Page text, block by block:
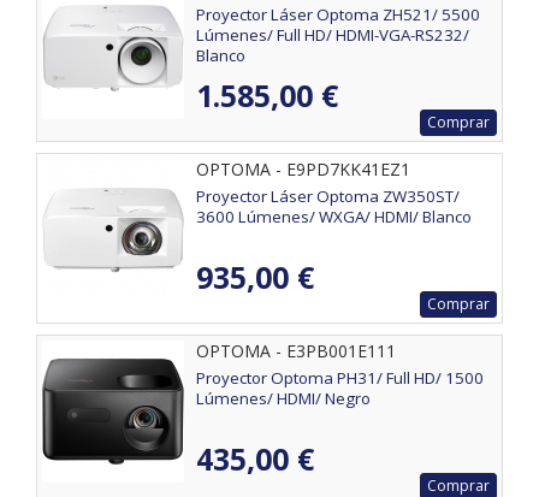
Proyector Láser Optoma ZH521/ 5500
Lúmenes/ Full HD/ HDMI-VGA-RS232/
Blanco
1.585,00 €
Comprar
OPTOMA - E9PD7KK41EZ1
Proyector Láser Optoma ZW350ST/
3600 Lúmenes/ WXGA/ HDMI/ Blanco
935,00 €
Comprar
OPTOMA - E3PB001E111
Proyector Optoma PH31/ Full HD/ 1500
Lúmenes/ HDMI/ Negro
435,00 €
Comprar